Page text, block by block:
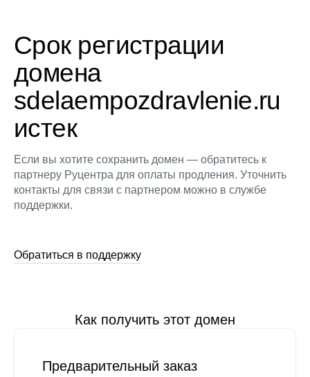
Срок регистрации
домена
sdelaempozdravlenie.ru
истек
Если вы хотите сохранить домен — обратитесь к
партнеру Руцентра для оплаты продления. Уточнить
контакты для связи с партнером можно в службе
поддержки.
Обратиться в поддержку
Как получить этот домен
Предварительный заказ